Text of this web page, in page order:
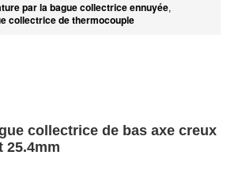
par la bague collectrice ennuyée,
collectrice de thermocouple
collectrice de bas axe creux
25.4mm